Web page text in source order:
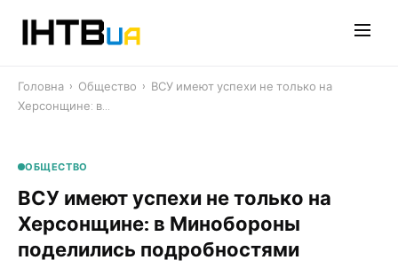
Головна › Общество › ​ВСУ имеют успехи не только на
Херсонщине: в…
ОБЩЕСТВО
​ВСУ имеют успехи не только на
Херсонщине: в Минобороны
поделились подробностями